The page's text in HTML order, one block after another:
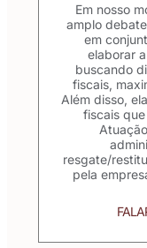
Em nosso
amplo
em
elaborar
buscando
fiscais,
Além disso,
fiscais
resgate/
pela